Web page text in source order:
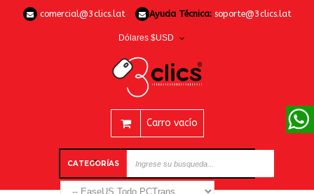
comercial@3clics.lat Ayuda Técnica: soporte@3clics.lat
Dólares $USD
Carro vacío
CATEGORÍAS